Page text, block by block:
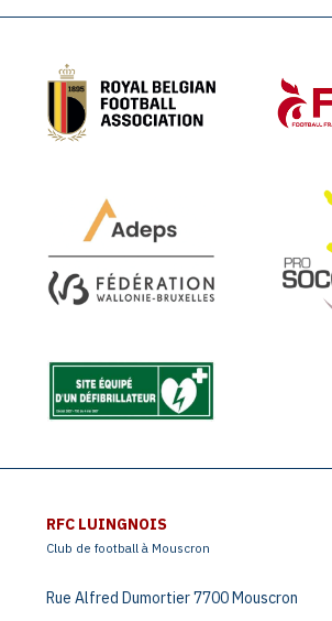
RFC LUINGNOIS
Club de football à Mouscron
Rue Alfred Dumortier 7700 Mouscron